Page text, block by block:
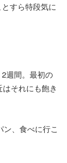
すら特段気に
週間。最初の
それにも飽き
、食べに行こ